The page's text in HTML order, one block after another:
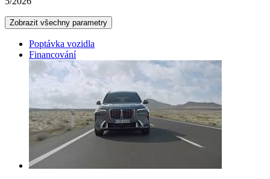
Zobrazit všechny parametry
Poptávka vozidla
Financování